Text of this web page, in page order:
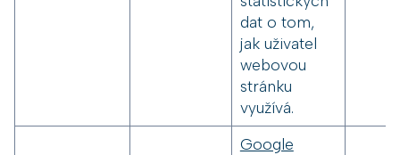
dat o tom,
jak uživatel
webovou
stránku
využívá.
Google